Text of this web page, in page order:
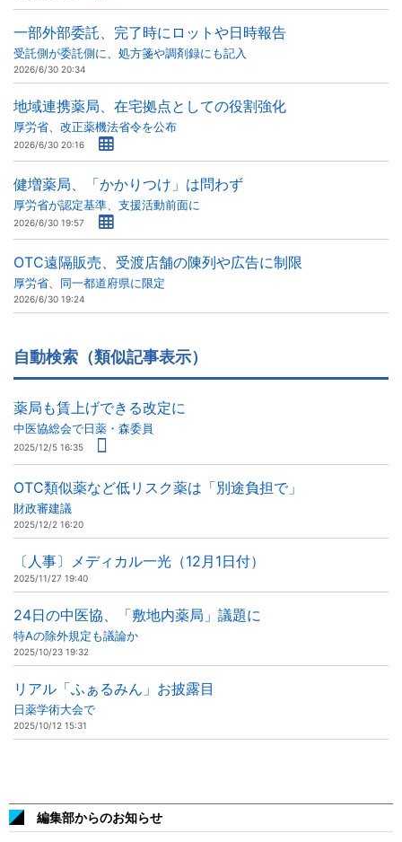
一部外部委託、完了時にロットや日時報告
受託側が委託側に、処方箋や調剤録にも記入
2026/6/30 20:34
地域連携薬局、在宅拠点としての役割強化
厚労省、改正薬機法省令を公布
2026/6/30 20:16
健増薬局、「かかりつけ」は問わず
厚労省が認定基準、支援活動前面に
2026/6/30 19:57
OTC遠隔販売、受渡店舗の陳列や広告に制限
厚労省、同一都道府県に限定
2026/6/30 19:24
自動検索（類似記事表示）
薬局も賃上げできる改定に
中医協総会で日薬・森委員
2025/12/5 16:35
OTC類似薬など低リスク薬は「別途負担で」
財政審建議
2025/12/2 16:20
〔人事〕メディカル一光（12月1日付）
2025/11/27 19:40
24日の中医協、「敷地内薬局」議題に
特Aの除外規定も議論か
2025/10/23 19:32
リアル「ふぁるみん」お披露目
日薬学術大会で
2025/10/12 15:31
編集部からのお知らせ